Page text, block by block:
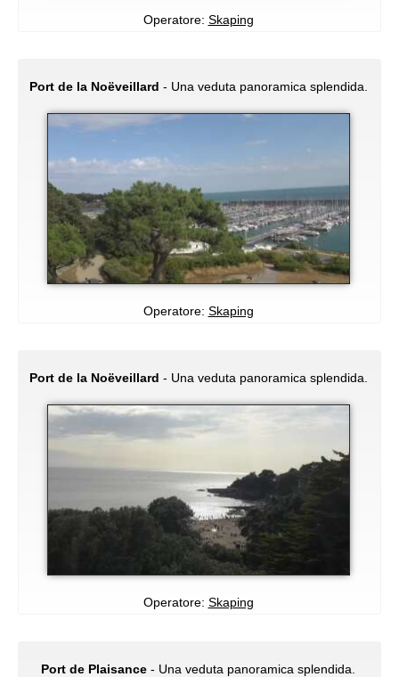
Operatore: Skaping
Port de la Noëveillard - Una veduta panoramica splendida.
Operatore: Skaping
Port de la Noëveillard - Una veduta panoramica splendida.
Operatore: Skaping
Port de Plaisance - Una veduta panoramica splendida.